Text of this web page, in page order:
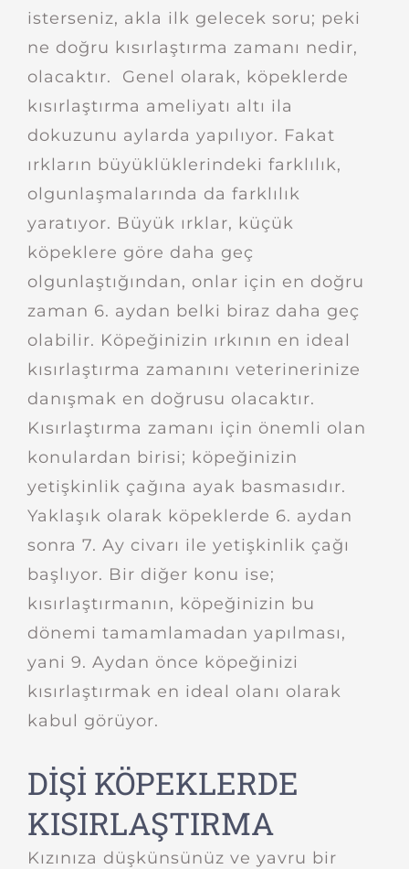
isterseniz, akla ilk gelecek soru; peki
ne doğru kısırlaştırma zamanı nedir,
olacaktır. Genel olarak, köpeklerde
kısırlaştırma ameliyatı altı ila
dokuzunu aylarda yapılıyor. Fakat
ırkların büyüklüklerindeki farklılık,
olgunlaşmalarında da farklılık
yaratıyor. Büyük ırklar, küçük
köpeklere göre daha geç
olgunlaştığından, onlar için en doğru
zaman 6. aydan belki biraz daha geç
olabilir. Köpeğinizin ırkının en ideal
kısırlaştırma zamanını veterinerinize
danışmak en doğrusu olacaktır.
Kısırlaştırma zamanı için önemli olan
konulardan birisi; köpeğinizin
yetişkinlik çağına ayak basmasıdır.
Yaklaşık olarak köpeklerde 6. aydan
sonra 7. Ay civarı ile yetişkinlik çağı
başlıyor. Bir diğer konu ise;
kısırlaştırmanın, köpeğinizin bu
dönemi tamamlamadan yapılması,
yani 9. Aydan önce köpeğinizi
kısırlaştırmak en ideal olanı olarak
kabul görüyor.
DİŞİ KÖPEKLERDE
KISIRLAŞTIRMA
Kızınıza düşkünsünüz ve yavru bir